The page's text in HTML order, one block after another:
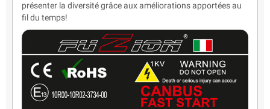
présenter la diversité grâce aux améliorations apportées au
fil du temps!